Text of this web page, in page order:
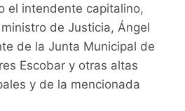
el intendente capitalino,
de Justicia, Ángel
de la Junta Municipal de
Escobar y otras altas
y de la mencionada